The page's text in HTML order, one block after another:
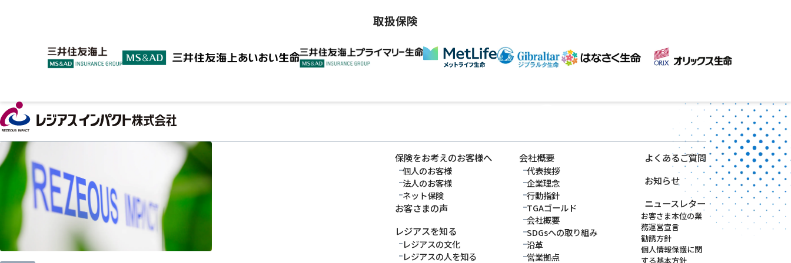
取扱保険
保険をお考えのお客様へ
個人のお客様
法人のお客様
ネット保険
お客さまの声
レジアスを知る
レジアスの文化
レジアスの人を知る
会社概要
代表挨拶
企業理念
行動指針
TGAゴールド
会社概要
SDGsへの取り組み
沿革
営業拠点
よくあるご質問
お知らせ
ニュースレター
お客さま本位の業
務運営宣言
勧誘方針
個人情報保護に関
する基本方針